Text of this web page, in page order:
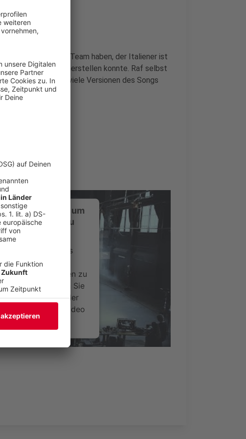
Legende
jemanden in ihrem Team haben, der Italiener ist
Team und Label herstellen konnte. Raf selbst
er in 40 Jahren viele Versionen des Songs
wie ihre.
Zustimmung, um
Service zu
Service eines
um Videoinhalte
Service kann Daten zu
Bitte lesen Sie
stimmen Sie der
zu, um dieses Video